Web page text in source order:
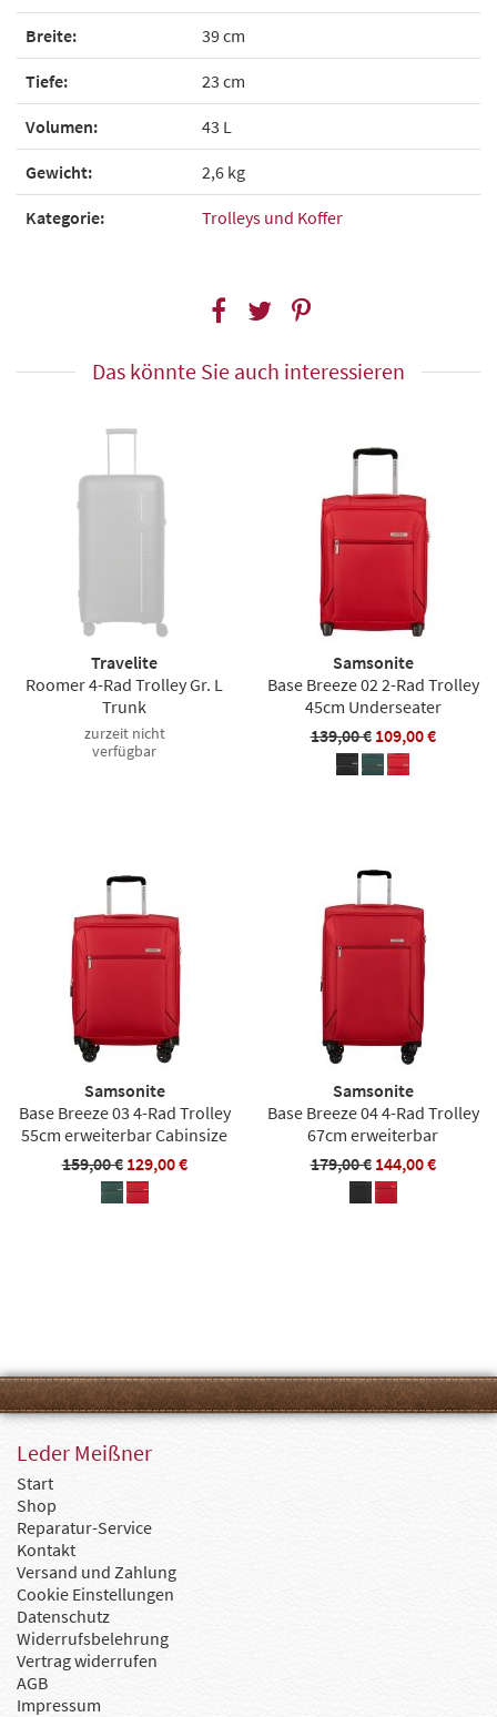
Breite: 39 cm
Tiefe: 23 cm
Volumen: 43 L
Gewicht: 2,6 kg
Kategorie: Trolleys und Koffer
Das könnte Sie auch interessieren
Travelite
Roomer 4-Rad Trolley Gr. L
Trunk
zurzeit nicht
verfügbar
Samsonite
Base Breeze 02 2-Rad Trolley
45cm Underseater
139,00 € 109,00 €
Samsonite
Base Breeze 03 4-Rad Trolley
55cm erweiterbar Cabinsize
159,00 € 129,00 €
Samsonite
Base Breeze 04 4-Rad Trolley
67cm erweiterbar
179,00 € 144,00 €
Leder Meißner
Start
Shop
Reparatur-Service
Kontakt
Versand und Zahlung
Cookie Einstellungen
Datenschutz
Widerrufsbelehrung
Vertrag widerrufen
AGB
Impressum